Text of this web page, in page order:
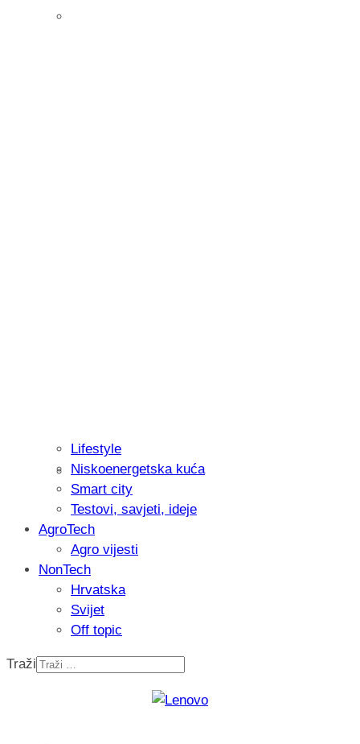
Isprobali smo: Thermostar
Recenzija: Einhell Professional CP-
Lifestyle
Niskoenergetska kuća
Smart city
Testovi, savjeti, ideje
AgroTech
Agro vijesti
NonTech
Hrvatska
Svijet
Off topic
Traži